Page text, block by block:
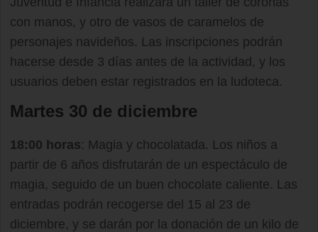
con manos, y otro de vasos de caramelos de
personajes navideños. Las inscripciones podrán
hacerse desde 3 días antes de la actividad, y los
usuarios deben estar registrados en la ludoteca.
Martes 30 de diciembre
18:00 horas: Magia y chocolatada. Los niños a
partir de 6 años disfrutarán de un espectáculo de
magia, seguido de un buen chocolate caliente. Las
entradas podrán recogerse del 15 al 23 de
diciembre, y se darán por la donación de un kilo de